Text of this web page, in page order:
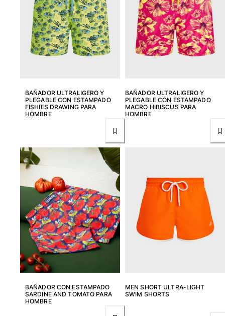
BAÑADOR ULTRALIGERO Y
PLEGABLE CON ESTAMPADO
FISHIES DRAWING PARA
HOMBRE
BAÑADOR ULTRALIGERO Y
PLEGABLE CON ESTAMPADO
MACRO HIBISCUS PARA
HOMBRE
BAÑADOR CON ESTAMPADO
SARDINE AND TOMATO PARA
HOMBRE
MEN SHORT ULTRA-LIGHT
SWIM SHORTS